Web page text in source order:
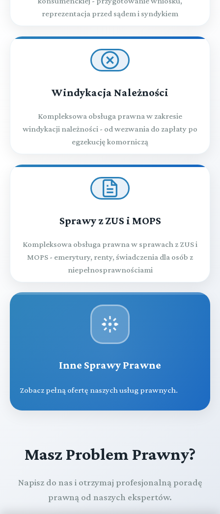
reprezentacja przed sądem i syndykiem
Windykacja Należności
Kompleksowa obsługa prawna w zakresie
windykacji należności - od wezwania do zapłaty po
egzekucję komorniczą
Sprawy z ZUS i MOPS
Kompleksowa obsługa prawna w sprawach z ZUS i
MOPS - emerytury, renty, świadczenia dla osób z
niepełnosprawnościami
Inne Sprawy Prawne
Zobacz pełną ofertę naszych usług prawnych.
Masz Problem Prawny?
Napisz do nas i otrzymaj profesjonalną poradę
prawną od naszych ekspertów.